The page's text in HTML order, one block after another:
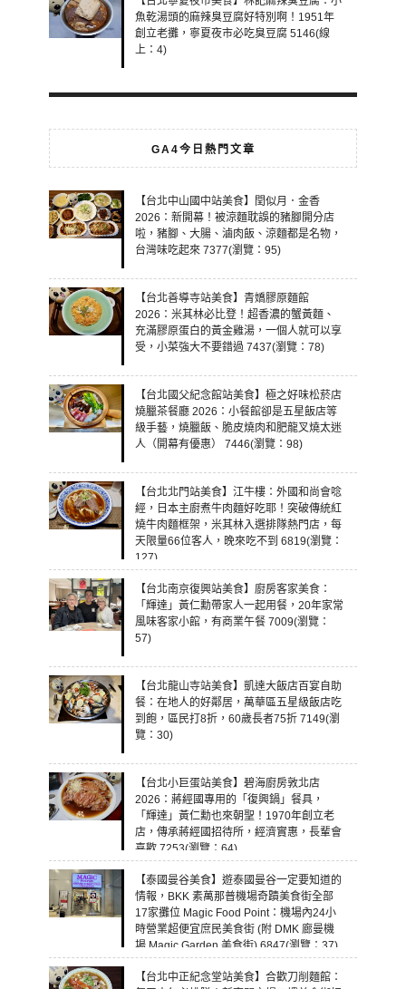
魚乾湯頭的麻辣臭豆腐好特別啊！1951年
創立老攤，寧夏夜市必吃臭豆腐 5146(線
上：4)
GA4今日熱門文章
【台北中山國中站美食】閏似月．金香
2026：新開幕！被涼麵耽誤的豬腳開分店
啦，豬腳、大腸、滷肉飯、涼麵都是名物，
台灣味吃起來 7377(瀏覽：95)
【台北善導寺站美食】青嬌膠原麵館
2026：米其林必比登！超香濃的蟹黃麵、
充滿膠原蛋白的黃金雞湯，一個人就可以享
受，小菜強大不要錯過 7437(瀏覽：78)
【台北國父紀念館站美食】極之好味松菸店
燒臘茶餐廳 2026：小餐館卻是五星飯店等
級手藝，燒臘飯、脆皮燒肉和肥龍叉燒太迷
人（開幕有優惠） 7446(瀏覽：98)
【台北北門站美食】江牛樓：外國和尚會唸
經，日本主廚煮牛肉麵好吃耶！突破傳統紅
燒牛肉麵框架，米其林入選排隊熱門店，每
天限量66位客人，晚來吃不到 6819(瀏覽：
127)
【台北南京復興站美食】廚房客家美食：
「輝達」黃仁勳帶家人一起用餐，20年家常
風味客家小館，有商業午餐 7009(瀏覽：
57)
【台北龍山寺站美食】凱達大飯店百宴自助
餐：在地人的好鄰居，萬華區五星級飯店吃
到飽，區民打8折，60歲長者75折 7149(瀏
覽：30)
【台北小巨蛋站美食】碧海廚房敦北店
2026：蔣經國專用的「復興鍋」餐具，
「輝達」黃仁勳也來朝聖！1970年創立老
店，傳承蔣經國招待所，經濟實惠，長輩會
喜歡 7253(瀏覽：64)
【泰國曼谷美食】遊泰國曼谷一定要知道的
情報，BKK 素萬那普機場奇蹟美食街全部
17家攤位 Magic Food Point：機場內24小
時營業超便宜庶民美食街 (附 DMK 廊曼機
場 Magic Garden 美食街) 6847(瀏覽：37)
【台北中正紀念堂站美食】合歡刀削麵館：